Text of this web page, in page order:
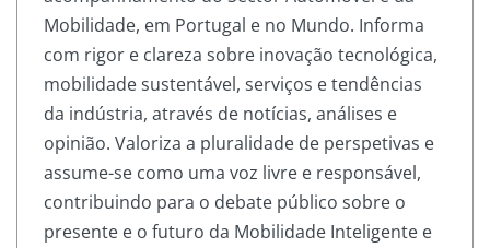
Mobilidade, em Portugal e no Mundo. Informa
com rigor e clareza sobre inovação tecnológica,
mobilidade sustentável, serviços e tendências
da indústria, através de notícias, análises e
opinião. Valoriza a pluralidade de perspetivas e
assume-se como uma voz livre e responsável,
contribuindo para o debate público sobre o
presente e o futuro da Mobilidade Inteligente e